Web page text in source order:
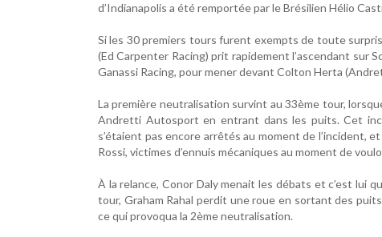
d’Indianapolis a été remportée par le Brésilien Hélio
Si les 30 premiers tours furent exempts de toute
(Ed Carpenter Racing) prit rapidement l’ascendant sur
Ganassi Racing, pour mener devant Colton Herta
La première neutralisation survint au 33ème tour,
Andretti Autosport en entrant dans les puits. Cet
s’étaient pas encore arrêtés au moment de l’incident,
Rossi, victimes d’ennuis mécaniques au moment de
À la relance, Conor Daly menait les débats et c’est lui
tour, Graham Rahal perdit une roue en sortant des
ce qui provoqua la 2ème neutralisation.